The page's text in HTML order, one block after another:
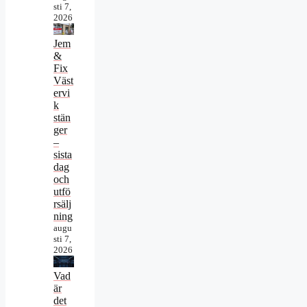
sti 7,
2026
Jem
&
Fix
Väst
ervi
k
stän
ger
–
sista
dag
och
utfö
rsälj
ning
augu
sti 7,
2026
Vad
är
det